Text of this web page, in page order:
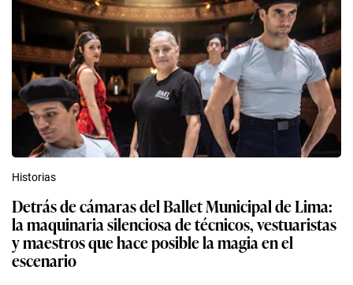
Historias
Detrás de cámaras del Ballet Municipal de Lima:
la maquinaria silenciosa de técnicos, vestuaristas
y maestros que hace posible la magia en el
escenario